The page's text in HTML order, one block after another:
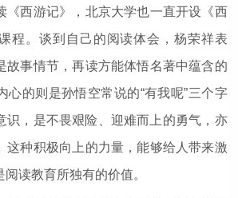
西游记》，北京大学也一直开设《西
程。谈到自己的阅读体会，杨荣祥表
故事情节，再读方能体悟名著中蕴含的
心的则是孙悟空常说的“有我呢”三个字
，是不畏艰险、迎难而上的勇气，亦
这种积极向上的力量，能够给人带来激
读教育所独有的价值。